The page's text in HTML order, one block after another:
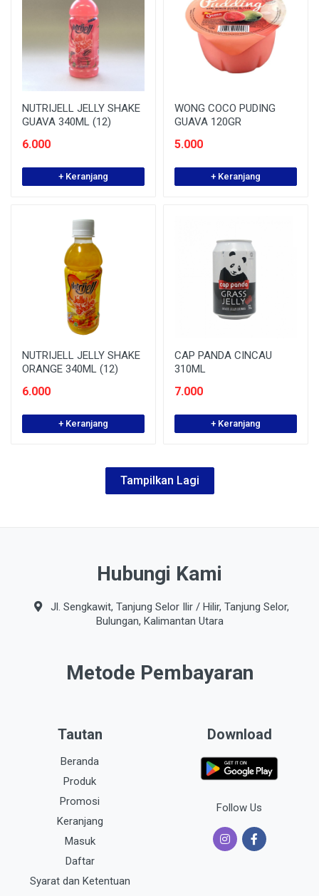
NUTRIJELL JELLY SHAKE
GUAVA 340ML (12)
6.000
+ Keranjang
WONG COCO PUDING
GUAVA 120GR
5.000
+ Keranjang
NUTRIJELL JELLY SHAKE
ORANGE 340ML (12)
6.000
+ Keranjang
CAP PANDA CINCAU
310ML
7.000
+ Keranjang
Tampilkan Lagi
Hubungi Kami
Jl. Sengkawit, Tanjung Selor Ilir / Hilir, Tanjung Selor,
Bulungan, Kalimantan Utara
Metode Pembayaran
Tautan
Beranda
Produk
Promosi
Keranjang
Masuk
Daftar
Syarat dan Ketentuan
Download
Follow Us